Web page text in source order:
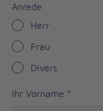
Anrede
Herr
Frau
Divers
Ihr Vorname *